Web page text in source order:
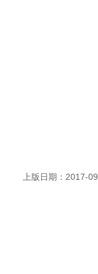
上版日期：2017-